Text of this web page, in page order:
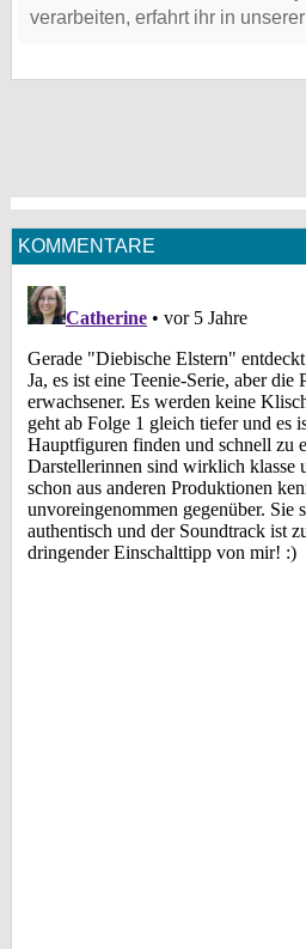
verarbeiten, erfahrt ihr in unserer
KOMMENTARE